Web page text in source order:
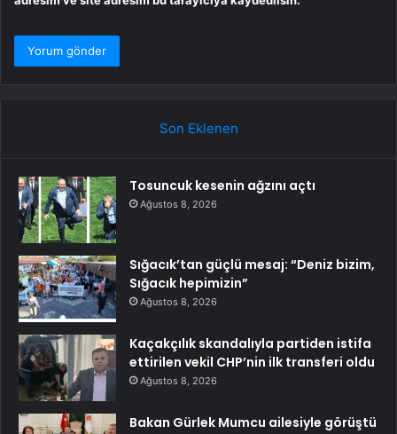
Son Eklenen
Tosuncuk kesenin ağzını açtı
Ağustos 8, 2026
Sığacık’tan güçlü mesaj: “Deniz bizim,
Sığacık hepimizin”
Ağustos 8, 2026
Kaçakçılık skandalıyla partiden istifa
ettirilen vekil CHP’nin ilk transferi oldu
Ağustos 8, 2026
Bakan Gürlek Mumcu ailesiyle görüştü